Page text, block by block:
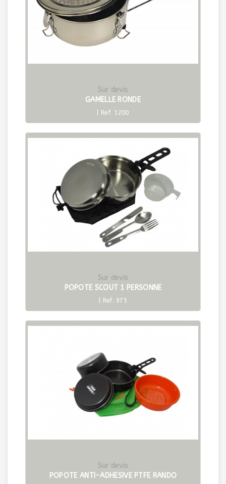
Sur devis
GAMELLE RONDE
| Ref. 1200
Sur devis
POPOTE SCOUT 1 PERSONNE
| Ref. 975
Sur devis
POPOTE ANTI-ADHESIVE PTFE RANDO